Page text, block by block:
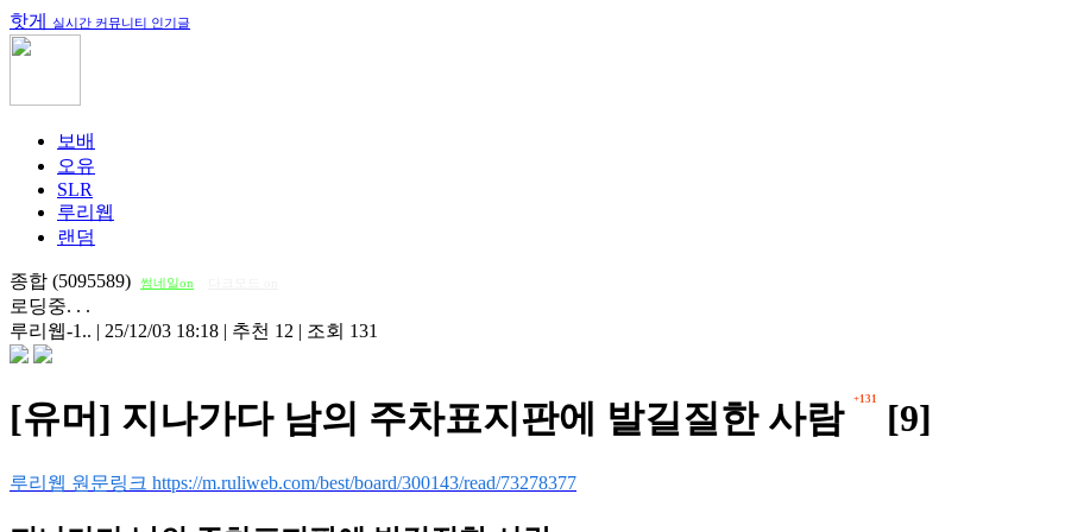
핫게 실시간 커뮤니티 인기글
보배
오유
SLR
루리웹
랜덤
종합 (5095589) 썸네일on
로딩중. . .
루리웹-1.. | 25/12/03 18:18 | 추천 12 | 조회 131
[유머] 지나가다 남의 주차표지판에 발길질한 사람 +131 [9]
루리웹 원문링크 https://m.ruliweb.com/best/board/300143/read/73278377